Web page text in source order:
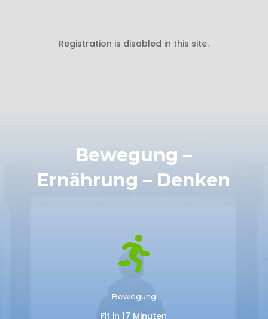
Registration is disabled in this site.
Bewegung –
Ernährung – Denken

Bewegung
Fit in 17 Minuten